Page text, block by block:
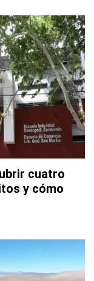
cuatro
y cómo